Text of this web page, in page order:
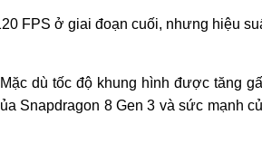
FPS ở giai đoạn cuối, nhưng hiệu
dù tốc độ khung hình được tăng
Snapdragon 8 Gen 3 và sức mạnh